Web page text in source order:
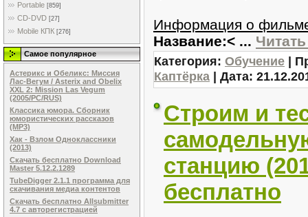
Portable [859]
CD-DVD [27]
Mobile КПК [276]
Самое популярное
Астерикс и Обеликс: Миссия
Лас-Вегум / Asterix and Obelix
XXL 2: Mission Las Vegum
(2005/PC/RUS)
Классика юмора. Сборник
юмористических рассказов
(MP3)
Хак - Взлом Одноклассники
(2013)
Скачать бесплатно Download
Master 5.12.2.1289
TubeDigger 2.1.1 программа для
скачивания медиа контентов
Скачать бесплатно Allsubmitter
4.7 с авторегистрацией
Информация о
Название:< ...
Категория: Обучение |
Каптёрка | Дата:
Строим и
станцию
бесплатно